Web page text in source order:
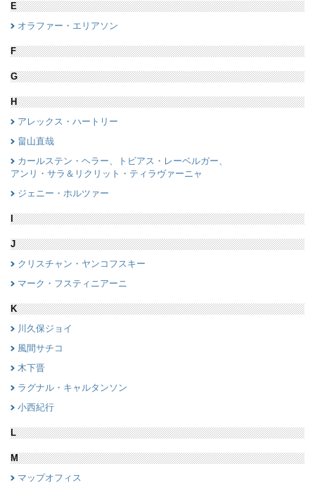
E
オラファー・エリアソン
F
G
H
アレックス・ハートリー
畠山直哉
カールステン・ヘラー、トビアス・レーベルガー、
アンリ・サラ＆リクリット・ティラヴァーニャ
ジェニー・ホルツァー
I
J
クリスチャン・ヤンコフスキー
マーク・フスティニアーニ
K
川久保ジョイ
風間サチコ
木下晋
ラグナル・キャルタンソン
小西紀行
L
M
マップオフィス